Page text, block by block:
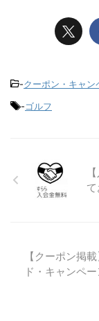
-クーポン・キャン
-ゴルフ
【クーポン掲
ド・キャンペ